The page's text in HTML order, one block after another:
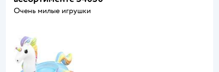
Очень милые игрушки